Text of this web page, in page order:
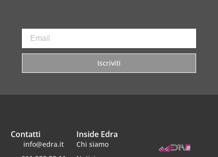
Iscriviti
Inside Edra
Chi siamo
Contatti
info@edra.it